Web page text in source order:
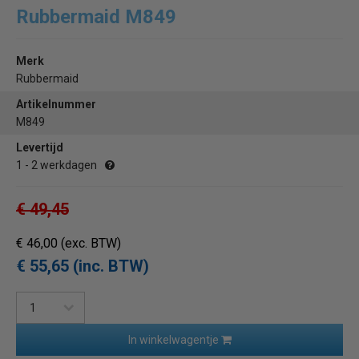
Rubbermaid M849
Merk
Rubbermaid
Artikelnummer
M849
Levertijd
1 - 2 werkdagen
€ 49,45
€ 46,00 (exc. BTW)
€ 55,65 (inc. BTW)
In winkelwagentje